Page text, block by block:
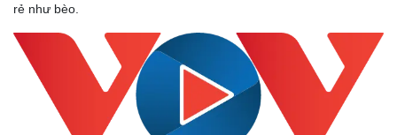
Doanh nghiệp
Thông tin doanh nghiệp
Doanh nghiệp 24h
Công
rẻ như bèo.